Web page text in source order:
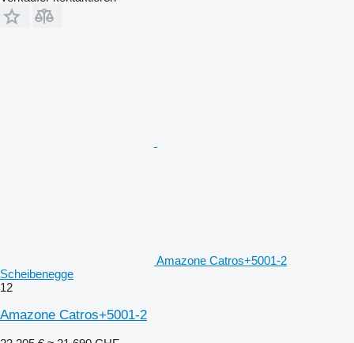
Amazone Catros+5001-2
Scheibenegge
12
Amazone Catros+5001-2